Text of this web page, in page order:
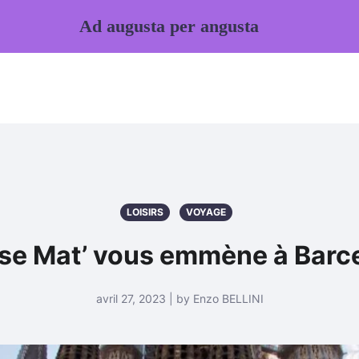
LOISIRS VOYAGE
Mat’ vous emmène à
avril 27, 2023 | by Enzo BELLINI
Ad augusta per angusta